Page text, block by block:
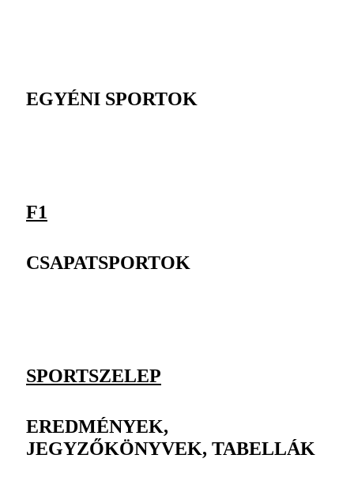
EGYÉNI SPORTOK
F1
CSAPATSPORTOK
SPORTSZELEP
EREDMÉNYEK,
JEGYZŐKÖNYVEK, TABELLÁK